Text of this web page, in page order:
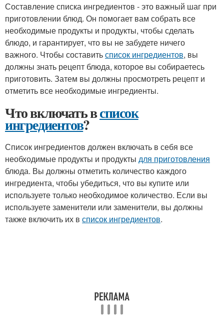
Составление списка ингредиентов - это важный шаг при
приготовлении блюд. Он помогает вам собрать все
необходимые продукты и продукты, чтобы сделать
блюдо, и гарантирует, что вы не забудете ничего
важного. Чтобы составитьсписок ингредиентов, вы
должны знать рецепт блюда, которое вы собираетесь
приготовить. Затем вы должны просмотреть рецепт и
отметить все необходимые ингредиенты.
Что включать всписок
ингредиентов?
Список ингредиентов должен включать в себя все
необходимые продукты и продукты для приготовления
блюда. Вы должны отметить количество каждого
ингредиента, чтобы убедиться, что вы купите или
используете только необходимое количество. Если вы
используете заменители или заменители, вы должны
также включить их в список ингредиентов.